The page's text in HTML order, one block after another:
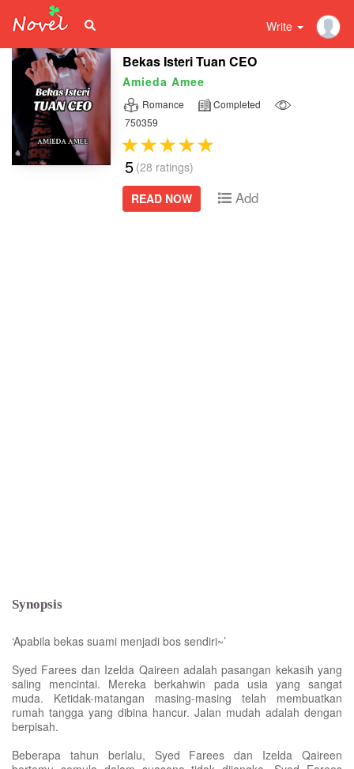
Write
Bekas Isteri Tuan CEO
Amieda Amee
Romance
Completed
750359
5 (28 ratings)
READ NOW
Add
Synopsis
‘Apabila bekas suami menjadi bos sendiri~’
Syed Farees dan Izelda Qaireen adalah pasangan kekasih yang
saling mencintai. Mereka berkahwin pada usia yang sangat
muda. Ketidak-matangan masing-masing telah membuatkan
rumah tangga yang dibina hancur. Jalan mudah adalah dengan
berpisah.
Beberapa tahun berlalu, Syed Farees dan Izelda Qaireen